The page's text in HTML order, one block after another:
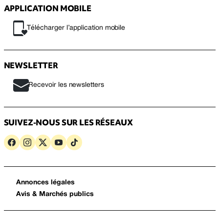
APPLICATION MOBILE
Télécharger l’application mobile
NEWSLETTER
Recevoir les newsletters
SUIVEZ-NOUS SUR LES RÉSEAUX
Annonces légales
Avis & Marchés publics